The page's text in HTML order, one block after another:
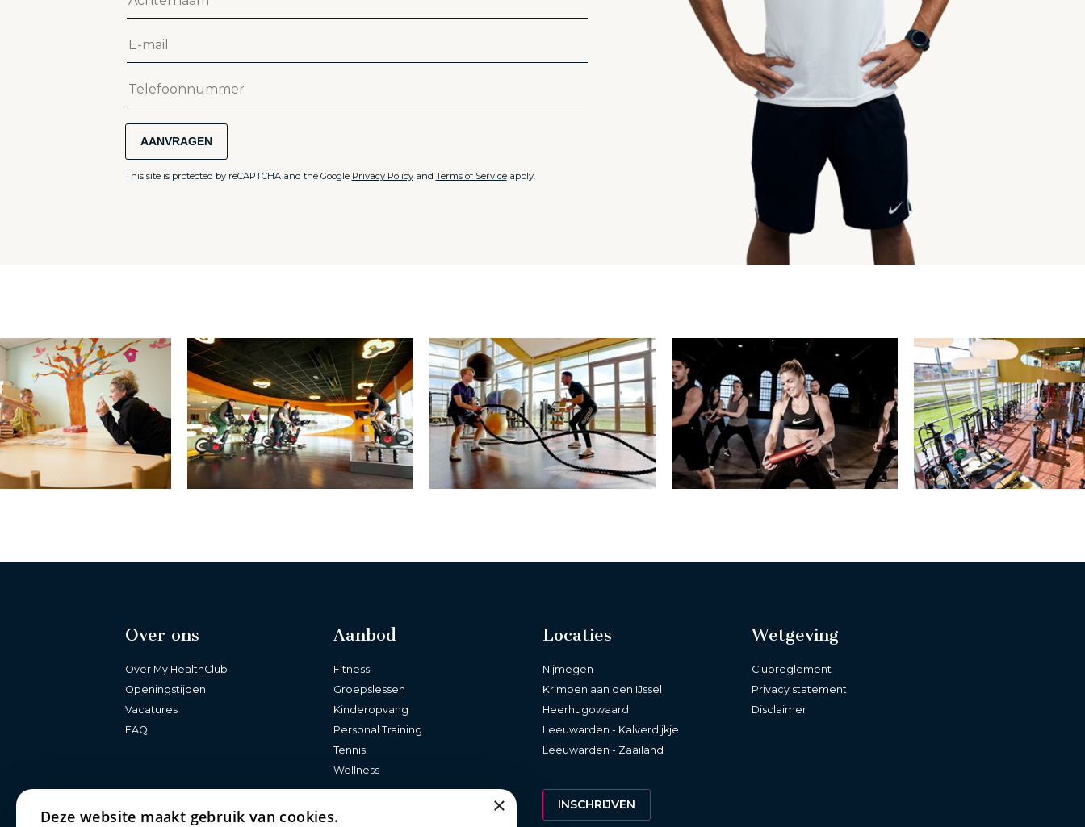
AANVRAGEN
This site is protected by reCAPTCHA and the Google Privacy Policyand Terms of Serviceapply.
Over ons
Over My HealthClub
Openingstijden
Vacatures
FAQ
Aanbod
Fitness
Groepslessen
Kinderopvang
Personal Training
Tennis
Wellness
Locaties
Nijmegen
Krimpen aan den IJssel
Heerhugowaard
Leeuwarden - Kalverdijkje
Leeuwarden - Zaailand
INSCHRIJVEN
Wetgeving
Clubreglement
Privacy statement
Disclaimer
×
Deze website maakt gebruik van cookies.